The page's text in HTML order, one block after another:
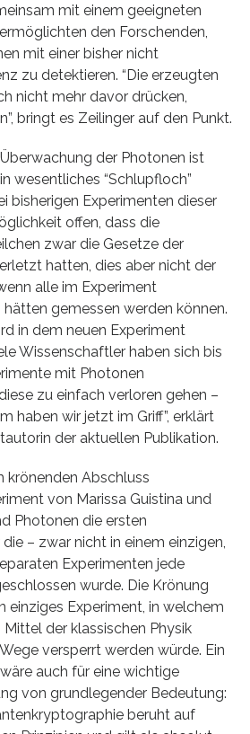
mit einem geeigneten
den Forschenden,
mit einer bisher nicht
zu detektieren. “Die erzeugten
nicht mehr davor drücken,
bringt es Zeilinger auf den Punkt.
der Photonen ist
wesentliches “Schlupfloch”
bisherigen Experimenten dieser
offen, dass die
zwar die Gesetze der
hatten, dies aber nicht der
alle im Experiment
gemessen werden können.
in dem neuen Experiment
Wissenschaftler haben sich bis
mit Photonen
zu einfach verloren gehen –
haben wir jetzt im Griff”, erklärt
der aktuellen Publikation.
krönenden Abschluss
von Marissa Guistina und
Photonen die ersten
– zwar nicht in einem einzigen,
Experimenten jede
wurde. Die Krönung
einziges Experiment, in welchem
der klassischen Physik
versperrt werden würde. Ein
auch für eine wichtige
von grundlegender Bedeutung:
beruht auf